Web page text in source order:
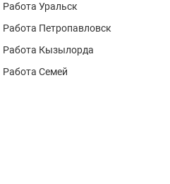
Работа Уральск
Работа Петропавловск
Работа Кызылорда
Работа Семей